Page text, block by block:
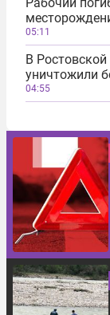
05:11
В
уничтожили
04:55